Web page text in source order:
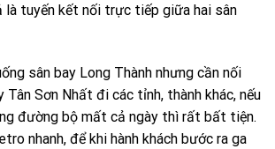
là tuyến kết nối trực tiếp giữa hai sân
sân bay Long Thành nhưng cần nối
Tân Sơn Nhất đi các tỉnh, thành khác, nếu
đường bộ mất cả ngày thì rất bất tiện.
nhanh, để khi hành khách bước ra ga